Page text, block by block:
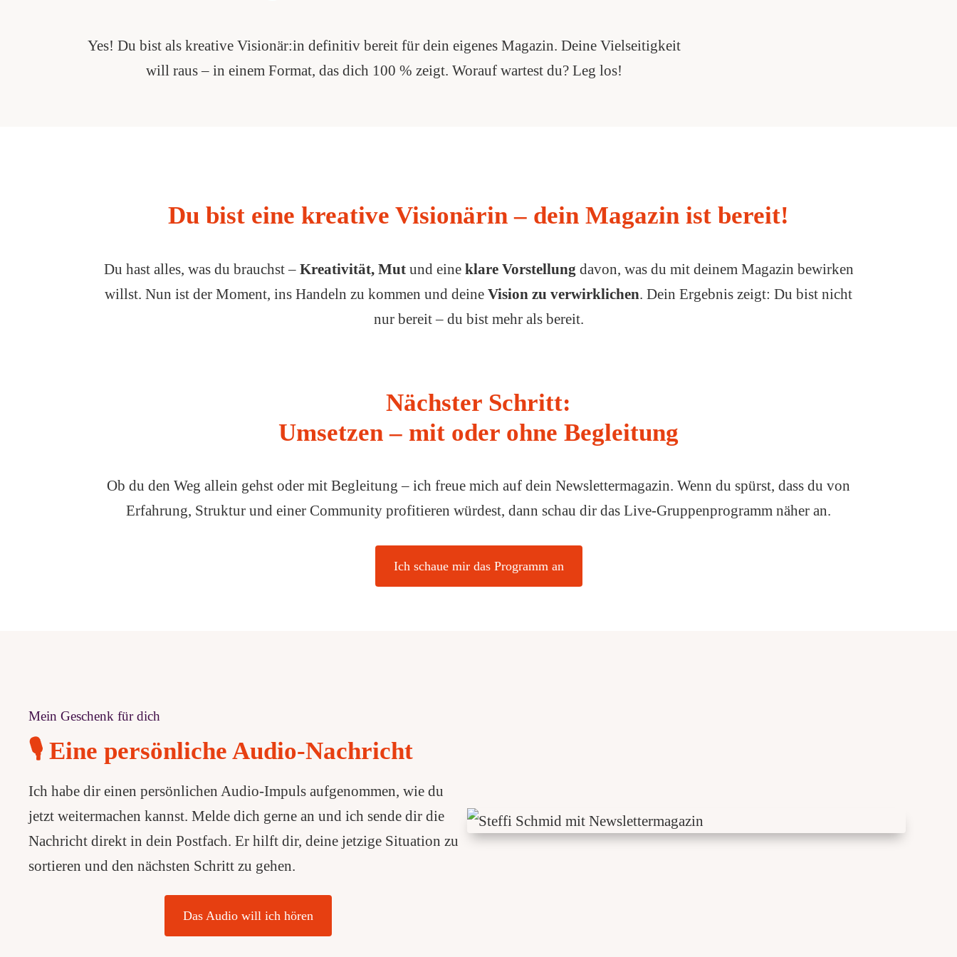
Yes! Du bist als kreative Visionär:in definitiv bereit für dein eigenes Magazin. Deine Vielseitigkeit
will raus – in einem Format, das dich 100 % zeigt. Worauf wartest du? Leg los!
Du bist eine kreative Visionärin – dein Magazin ist bereit!
Du hast alles, was du brauchst – Kreativität, Mutund eine klare Vorstellung davon, was du mit deinem Magazin bewirken
willst. Nun ist der Moment, ins Handeln zu kommen und deine Vision zu verwirklichen. Dein Ergebnis zeigt: Du bist nicht
nur bereit – du bist mehr als bereit.
Nächster Schritt:
Umsetzen – mit oder ohne Begleitung
Ob du den Weg allein gehst oder mit Begleitung – ich freue mich auf dein Newslettermagazin. Wenn du spürst, dass du von
Erfahrung, Struktur und einer Community profitieren würdest, dann schau dir das Live-Gruppenprogramm näher an.
Ich schaue mir das Programm an
Mein Geschenk für dich
🎙️ Eine persönliche Audio-Nachricht
Ich habe dir einen persönlichen Audio-Impuls aufgenommen, wie du
jetzt weitermachen kannst. Melde dich gerne an und ich sende dir die
Nachricht direkt in dein Postfach. Er hilft dir, deine jetzige Situation zu
sortieren und den nächsten Schritt zu gehen.
Das Audio will ich hören